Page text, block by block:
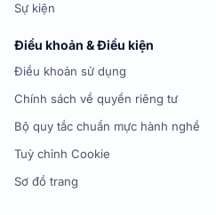
Sự kiện
Điều khoản & Điều kiện
Điều khoản sử dụng
Chính sách về quyền riêng tư
Bộ quy tắc chuẩn mực hành nghề
Tuỳ chỉnh Cookie
Sơ đồ trang